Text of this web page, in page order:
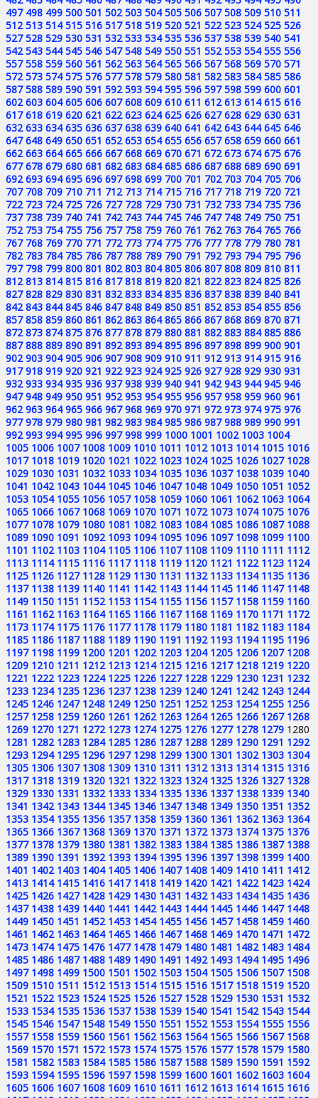
497 498 499 500 501 502 503 504 505 506 507 508 509 510 511
512 513 514 515 516 517 518 519 520 521 522 523 524 525 526
527 528 529 530 531 532 533 534 535 536 537 538 539 540 541
542 543 544 545 546 547 548 549 550 551 552 553 554 555 556
557 558 559 560 561 562 563 564 565 566 567 568 569 570 571
572 573 574 575 576 577 578 579 580 581 582 583 584 585 586
587 588 589 590 591 592 593 594 595 596 597 598 599 600 601
602 603 604 605 606 607 608 609 610 611 612 613 614 615 616
617 618 619 620 621 622 623 624 625 626 627 628 629 630 631
632 633 634 635 636 637 638 639 640 641 642 643 644 645 646
647 648 649 650 651 652 653 654 655 656 657 658 659 660 661
662 663 664 665 666 667 668 669 670 671 672 673 674 675 676
677 678 679 680 681 682 683 684 685 686 687 688 689 690 691
692 693 694 695 696 697 698 699 700 701 702 703 704 705 706
707 708 709 710 711 712 713 714 715 716 717 718 719 720 721
722 723 724 725 726 727 728 729 730 731 732 733 734 735 736
737 738 739 740 741 742 743 744 745 746 747 748 749 750 751
752 753 754 755 756 757 758 759 760 761 762 763 764 765 766
767 768 769 770 771 772 773 774 775 776 777 778 779 780 781
782 783 784 785 786 787 788 789 790 791 792 793 794 795 796
797 798 799 800 801 802 803 804 805 806 807 808 809 810 811
812 813 814 815 816 817 818 819 820 821 822 823 824 825 826
827 828 829 830 831 832 833 834 835 836 837 838 839 840 841
842 843 844 845 846 847 848 849 850 851 852 853 854 855 856
857 858 859 860 861 862 863 864 865 866 867 868 869 870 871
872 873 874 875 876 877 878 879 880 881 882 883 884 885 886
887 888 889 890 891 892 893 894 895 896 897 898 899 900 901
902 903 904 905 906 907 908 909 910 911 912 913 914 915 916
917 918 919 920 921 922 923 924 925 926 927 928 929 930 931
932 933 934 935 936 937 938 939 940 941 942 943 944 945 946
947 948 949 950 951 952 953 954 955 956 957 958 959 960 961
962 963 964 965 966 967 968 969 970 971 972 973 974 975 976
977 978 979 980 981 982 983 984 985 986 987 988 989 990 991
992 993 994 995 996 997 998 999 1000 1001 1002 1003 1004
1005 1006 1007 1008 1009 1010 1011 1012 1013 1014 1015 1016
1017 1018 1019 1020 1021 1022 1023 1024 1025 1026 1027 1028
1029 1030 1031 1032 1033 1034 1035 1036 1037 1038 1039 1040
1041 1042 1043 1044 1045 1046 1047 1048 1049 1050 1051 1052
1053 1054 1055 1056 1057 1058 1059 1060 1061 1062 1063 1064
1065 1066 1067 1068 1069 1070 1071 1072 1073 1074 1075 1076
1077 1078 1079 1080 1081 1082 1083 1084 1085 1086 1087 1088
1089 1090 1091 1092 1093 1094 1095 1096 1097 1098 1099 1100
1101 1102 1103 1104 1105 1106 1107 1108 1109 1110 1111 1112
1113 1114 1115 1116 1117 1118 1119 1120 1121 1122 1123 1124
1125 1126 1127 1128 1129 1130 1131 1132 1133 1134 1135 1136
1137 1138 1139 1140 1141 1142 1143 1144 1145 1146 1147 1148
1149 1150 1151 1152 1153 1154 1155 1156 1157 1158 1159 1160
1161 1162 1163 1164 1165 1166 1167 1168 1169 1170 1171 1172
1173 1174 1175 1176 1177 1178 1179 1180 1181 1182 1183 1184
1185 1186 1187 1188 1189 1190 1191 1192 1193 1194 1195 1196
1197 1198 1199 1200 1201 1202 1203 1204 1205 1206 1207 1208
1209 1210 1211 1212 1213 1214 1215 1216 1217 1218 1219 1220
1221 1222 1223 1224 1225 1226 1227 1228 1229 1230 1231 1232
1233 1234 1235 1236 1237 1238 1239 1240 1241 1242 1243 1244
1245 1246 1247 1248 1249 1250 1251 1252 1253 1254 1255 1256
1257 1258 1259 1260 1261 1262 1263 1264 1265 1266 1267 1268
1269 1270 1271 1272 1273 1274 1275 1276 1277 1278 1279 1280
1281 1282 1283 1284 1285 1286 1287 1288 1289 1290 1291 1292
1293 1294 1295 1296 1297 1298 1299 1300 1301 1302 1303 1304
1305 1306 1307 1308 1309 1310 1311 1312 1313 1314 1315 1316
1317 1318 1319 1320 1321 1322 1323 1324 1325 1326 1327 1328
1329 1330 1331 1332 1333 1334 1335 1336 1337 1338 1339 1340
1341 1342 1343 1344 1345 1346 1347 1348 1349 1350 1351 1352
1353 1354 1355 1356 1357 1358 1359 1360 1361 1362 1363 1364
1365 1366 1367 1368 1369 1370 1371 1372 1373 1374 1375 1376
1377 1378 1379 1380 1381 1382 1383 1384 1385 1386 1387 1388
1389 1390 1391 1392 1393 1394 1395 1396 1397 1398 1399 1400
1401 1402 1403 1404 1405 1406 1407 1408 1409 1410 1411 1412
1413 1414 1415 1416 1417 1418 1419 1420 1421 1422 1423 1424
1425 1426 1427 1428 1429 1430 1431 1432 1433 1434 1435 1436
1437 1438 1439 1440 1441 1442 1443 1444 1445 1446 1447 1448
1449 1450 1451 1452 1453 1454 1455 1456 1457 1458 1459 1460
1461 1462 1463 1464 1465 1466 1467 1468 1469 1470 1471 1472
1473 1474 1475 1476 1477 1478 1479 1480 1481 1482 1483 1484
1485 1486 1487 1488 1489 1490 1491 1492 1493 1494 1495 1496
1497 1498 1499 1500 1501 1502 1503 1504 1505 1506 1507 1508
1509 1510 1511 1512 1513 1514 1515 1516 1517 1518 1519 1520
1521 1522 1523 1524 1525 1526 1527 1528 1529 1530 1531 1532
1533 1534 1535 1536 1537 1538 1539 1540 1541 1542 1543 1544
1545 1546 1547 1548 1549 1550 1551 1552 1553 1554 1555 1556
1557 1558 1559 1560 1561 1562 1563 1564 1565 1566 1567 1568
1569 1570 1571 1572 1573 1574 1575 1576 1577 1578 1579 1580
1581 1582 1583 1584 1585 1586 1587 1588 1589 1590 1591 1592
1593 1594 1595 1596 1597 1598 1599 1600 1601 1602 1603 1604
1605 1606 1607 1608 1609 1610 1611 1612 1613 1614 1615 1616